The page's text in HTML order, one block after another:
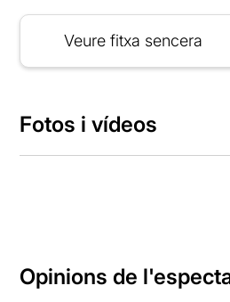
Veure fitxa sencera
Fotos i vídeos
Opinions de